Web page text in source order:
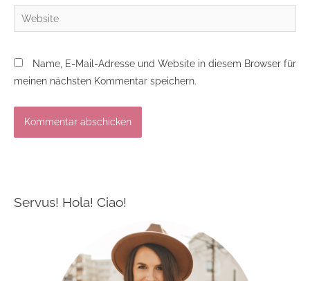
Website
Name, E-Mail-Adresse und Website in diesem Browser für
meinen nächsten Kommentar speichern.
Servus! Hola! Ciao!